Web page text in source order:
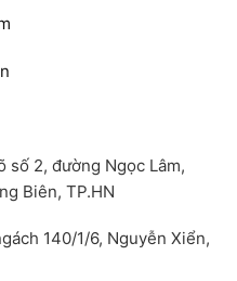
số 2, đường Ngọc Lâm,
Biên, TP.HN
140/1/6, Nguyễn Xiển,